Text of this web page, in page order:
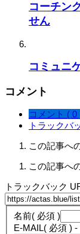
コーチン
せん
コミュニ
コメント
コメント ( 0
トラックバ
この記事へ
この記事へ
トラックバック
名前( 必須 )
E-MAIL( 必須 )